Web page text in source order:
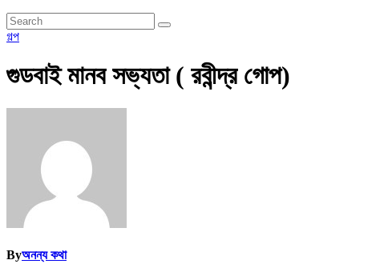
গল্প
গুডবাই মানব সভ্যতা ( রবীন্দ্র গোপ)
Byঅনন্য কথা